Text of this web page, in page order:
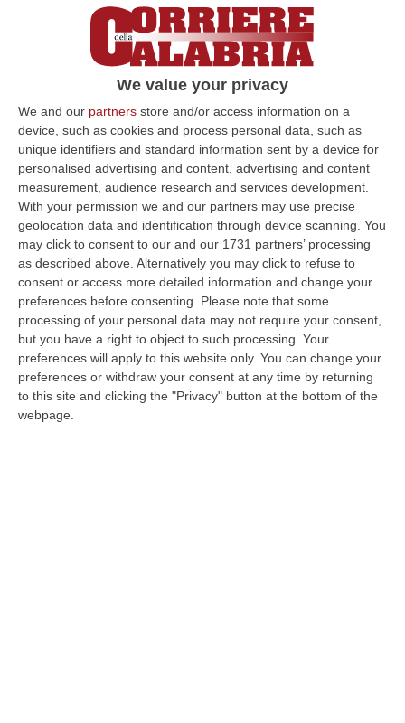
We value your privacy
We and our partners store and/or access information on a
device, such as cookies and process personal data, such as
unique identifiers and standard information sent by a device for
personalised advertising and content, advertising and content
measurement, audience research and services development.
With your permission we and our partners may use precise
geolocation data and identification through device scanning. You
may click to consent to our and our 1731 partners’ processing
as described above. Alternatively you may click to refuse to
consent or access more detailed information and change your
preferences before consenting. Please note that some
processing of your personal data may not require your consent,
but you have a right to object to such processing. Your
preferences will apply to this website only. You can change your
preferences or withdraw your consent at any time by returning
to this site and clicking the "Privacy" button at the bottom of the
webpage.
Pubblicato il: 14/06/22 – 16:56
Amministrative, Pecoraro: «Centrosinistra
rafforzato. Tante vittorie nei comuni al
voto»
Il messaggio del segretario Provinciale del Pd
di Cosenza. «Vinciamo a Luzzi, Saracena,
Mormanno, San Sosti, Aiello e San Lucido»
Pubblicato il: 14/06/22 – 10:16